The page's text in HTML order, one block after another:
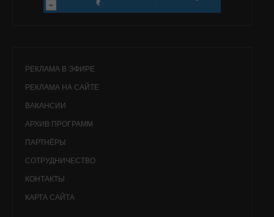
РЕКЛАМА В ЭФИРЕ
РЕКЛАМА НА САЙТЕ
ВАКАНСИИ
АРХИВ ПРОГРАММ
ПАРТНЁРЫ
СОТРУДНИЧЕСТВО
КОНТАКТЫ
КАРТА САЙТА